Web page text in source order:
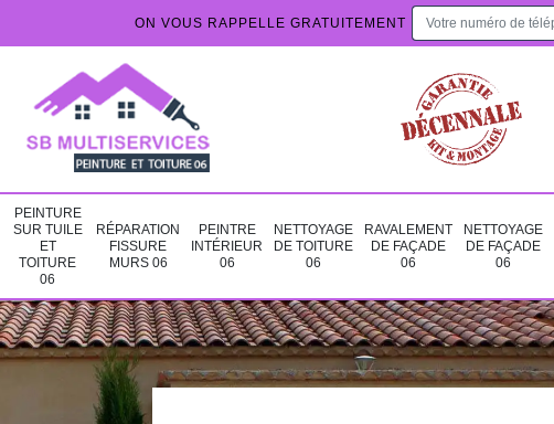
ON VOUS RAPPELLE GRATUITEMENT
PEINTURE
SUR TUILE
ET
TOITURE
06
RÉPARATION
FISSURE
MURS 06
PEINTRE
INTÉRIEUR
06
NETTOYAGE
DE TOITURE
06
RAVALEMENT
DE FAÇADE
06
NETTOYAGE
DE FAÇADE
06